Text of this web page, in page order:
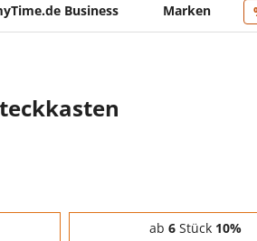
Business Marken
ab 6 Stück 10%